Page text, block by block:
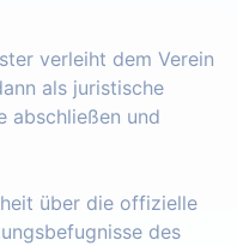
verleiht dem Verein
als juristische
abschließen und
über die offizielle
des